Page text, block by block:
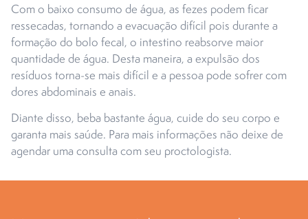
Com o baixo consumo de água, as fezes podem ficar
ressecadas, tornando a evacuação difícil pois durante a
formação do bolo fecal, o intestino reabsorve maior
quantidade de água. Desta maneira, a expulsão dos
resíduos torna-se mais difícil e a pessoa pode sofrer com
dores abdominais e anais.
Diante disso, beba bastante água, cuide do seu corpo e
garanta mais saúde. Para mais informações não deixe de
agendar uma consulta com seu proctologista.